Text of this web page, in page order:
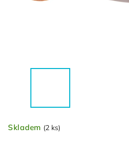
Skladem (2 ks)